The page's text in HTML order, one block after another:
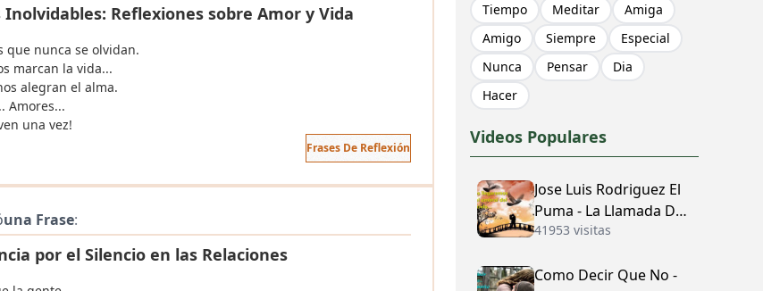
Reflexiones sobre Amor y Vida
que nunca se olvidan.
marcan la vida...
alegran el alma.
Amores...
una vez!
Frases De Reflexión
una Frase:
por el Silencio en las Relaciones
Tiempo
Meditar
Amiga
Amigo
Siempre
Especial
Nunca
Pensar
Dia
Hacer
Videos Populares
Jose Luis Rodriguez El
Puma - La Llamada Del
Amor (con Letra)
41953 visitas
Como Decir Que No -